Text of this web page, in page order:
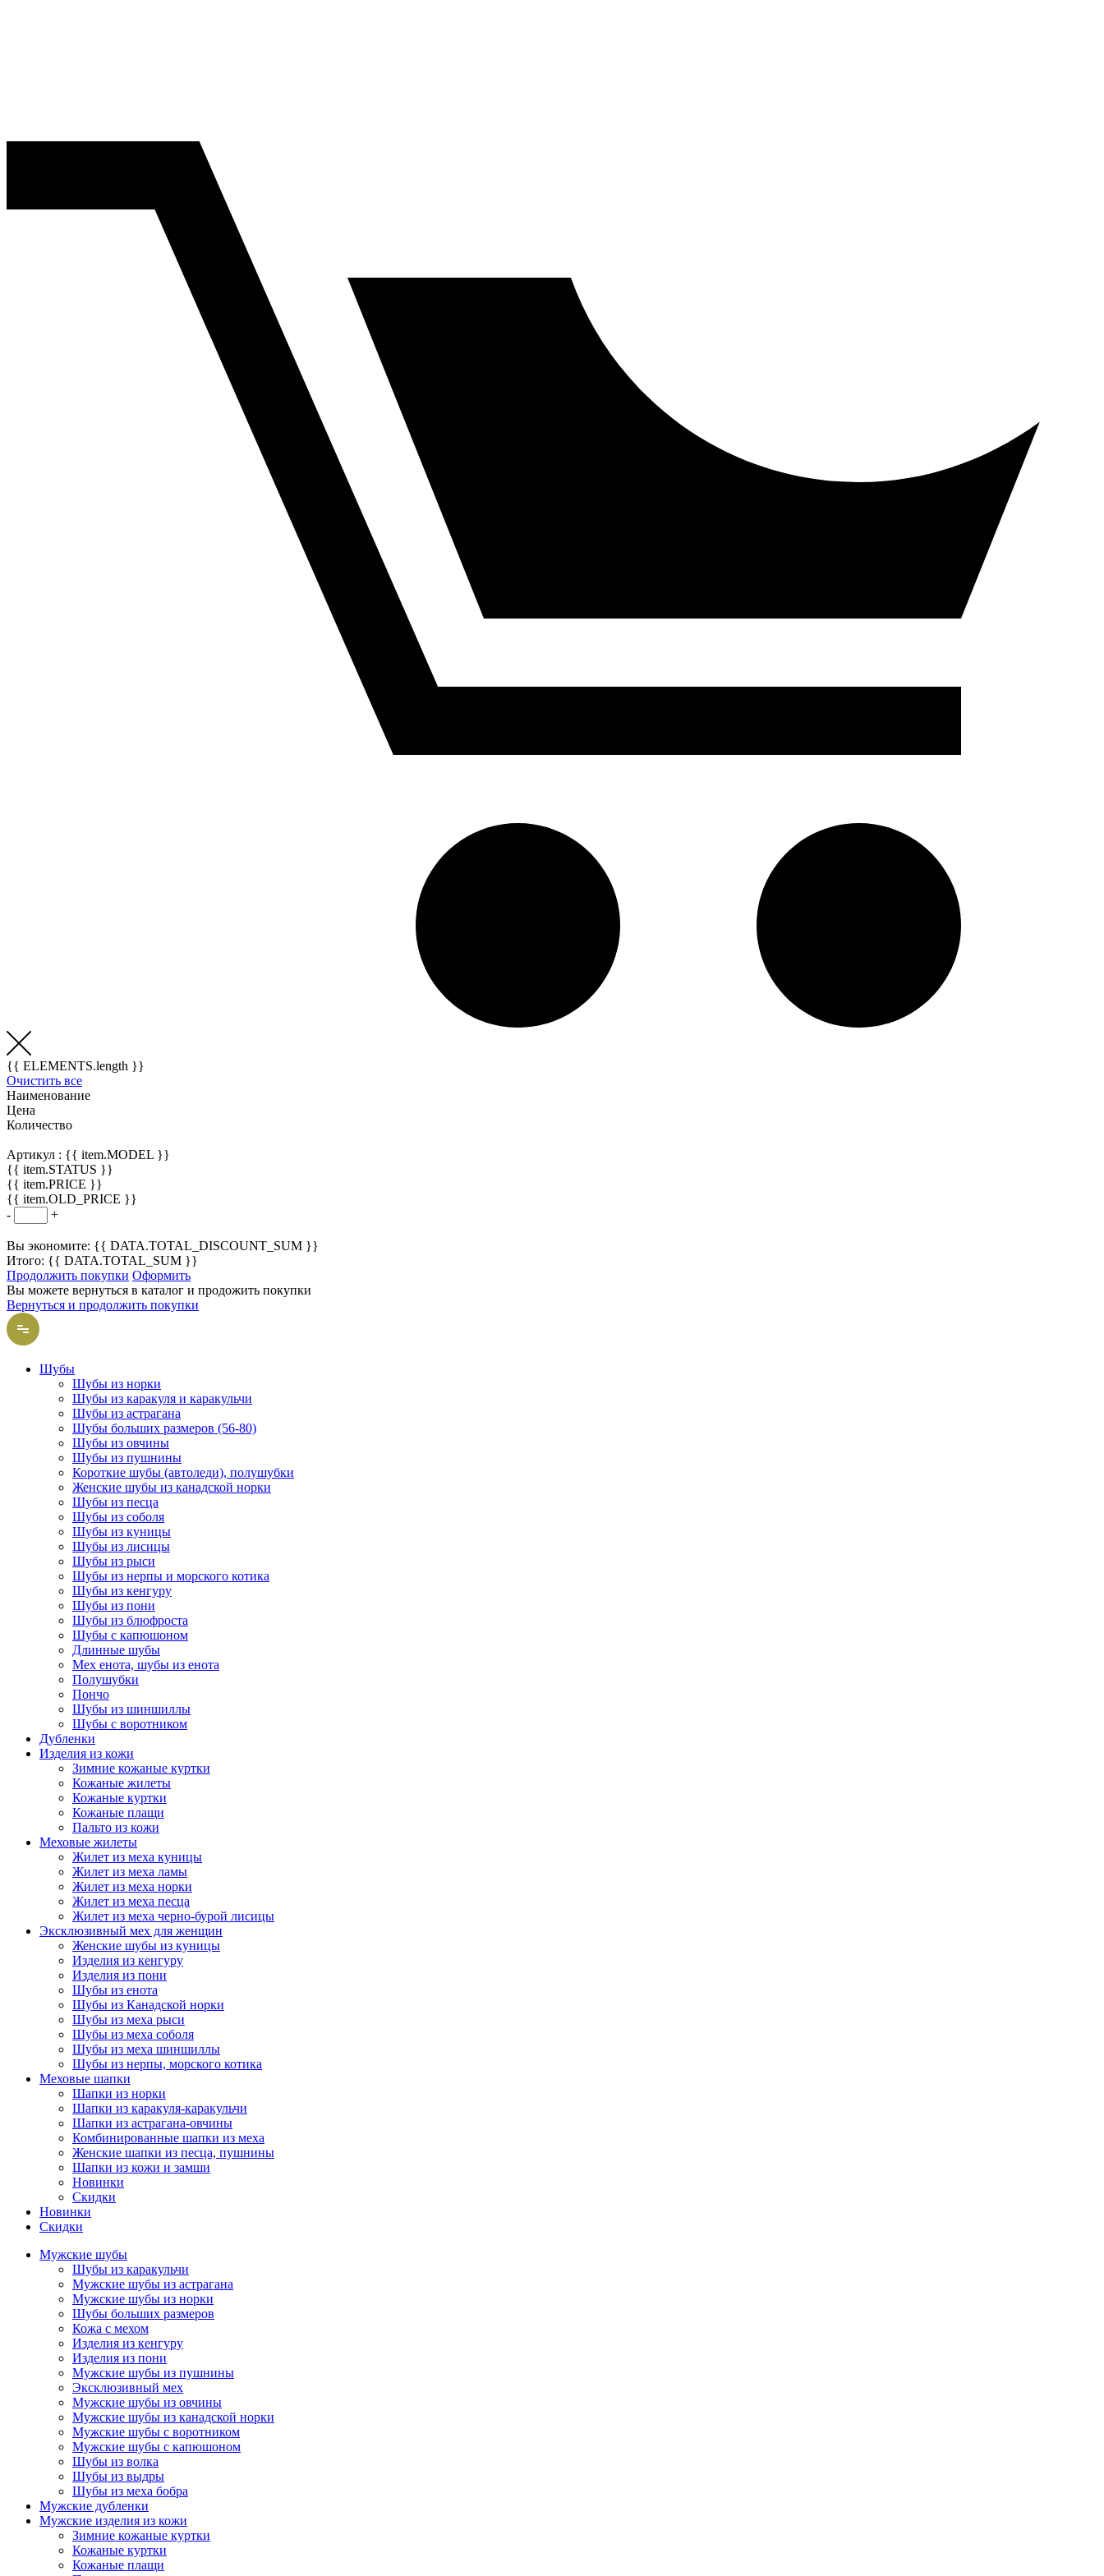
{{ ELEMENTS.length }}
Очистить все
Наименование
Цена
Количество
Артикул : {{ item.MODEL }}
{{ item.STATUS }}
{{ item.PRICE }}
{{ item.OLD_PRICE }}
-
+
Вы экономите: {{ DATA.TOTAL_DISCOUNT_SUM }}
Итого: {{ DATA.TOTAL_SUM }}
Продолжить покупки Оформить
Вы можете вернуться в каталог и продожить покупки
Вернуться и продолжить покупки
Шубы
Шубы из норки
Шубы из каракуля и каракульчи
Шубы из астрагана
Шубы больших размеров (56-80)
Шубы из овчины
Шубы из пушнины
Короткие шубы (автоледи), полушубки
Женские шубы из канадской норки
Шубы из песца
Шубы из соболя
Шубы из куницы
Шубы из лисицы
Шубы из рыси
Шубы из нерпы и морского котика
Шубы из кенгуру
Шубы из пони
Шубы из блюфроста
Шубы с капюшоном
Длинные шубы
Мех енота, шубы из енота
Полушубки
Пончо
Шубы из шиншиллы
Шубы с воротником
Дубленки
Изделия из кожи
Зимние кожаные куртки
Кожаные жилеты
Кожаные куртки
Кожаные плащи
Пальто из кожи
Меховые жилеты
Жилет из меха куницы
Жилет из меха ламы
Жилет из меха норки
Жилет из меха песца
Жилет из меха черно-бурой лисицы
Эксклюзивный мех для женщин
Женские шубы из куницы
Изделия из кенгуру
Изделия из пони
Шубы из енота
Шубы из Канадской норки
Шубы из меха рыси
Шубы из меха соболя
Шубы из меха шиншиллы
Шубы из нерпы, морского котика
Меховые шапки
Шапки из норки
Шапки из каракуля-каракульчи
Шапки из астрагана-овчины
Комбинированные шапки из меха
Женские шапки из песца, пушнины
Шапки из кожи и замши
Новинки
Скидки
Новинки
Скидки
Мужские шубы
Шубы из каракульчи
Мужские шубы из астрагана
Мужские шубы из норки
Шубы больших размеров
Кожа с мехом
Изделия из кенгуру
Изделия из пони
Мужские шубы из пушнины
Эксклюзивный мех
Мужские шубы из овчины
Мужские шубы из канадской норки
Мужские шубы с воротником
Мужские шубы с капюшоном
Шубы из волка
Шубы из выдры
Шубы из меха бобра
Мужские дубленки
Мужские изделия из кожи
Зимние кожаные куртки
Кожаные куртки
Кожаные плащи